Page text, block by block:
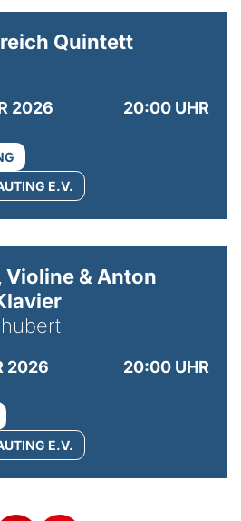
Quintett
2026
20:00 UHR
E.V.
& Anton
2026
20:00 UHR
E.V.